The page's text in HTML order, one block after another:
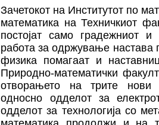
Зачетокот на Институтот по
математика на Техничкиот
постојат само градежниот
работа за одржување настава
физика помагаат и
Природно-математички
отворањето на трите нови
односно одделот за
одделот за технологија со